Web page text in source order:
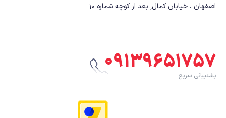
اصفهان ، خیابان کمال٬ بعد از کوچه شماره ۱۰
۰۹۱۳۹۶۵۱۷۵۷
پشتیبانی سریع